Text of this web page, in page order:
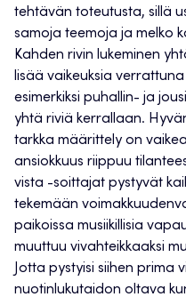
tehtävän toteutusta, sillä
samoja teemoja ja melko
Kahden rivin lukeminen
lisää vaikeuksia verrattuna
esimerkiksi puhallin- ja
yhtä riviä kerrallaan.
tarkka määrittely on
ansiokkuus riippuu
vista -soittajat pystyvät
tekemään
paikoissa musiikillisia
muuttuu vivahteikkaaksi
Jotta pystyisi siihen prima
nuotinlukutaidon oltava